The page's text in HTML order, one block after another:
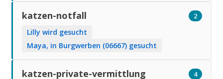
katzen-notfall 2
Lilly wird gesucht
Maya, in Burgwerben (06667) gesucht
katzen-private-vermittlung 4